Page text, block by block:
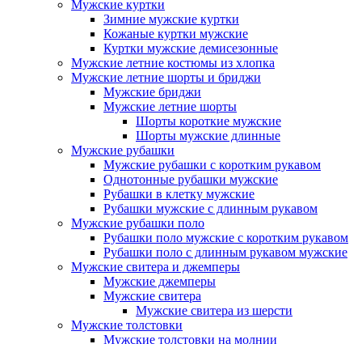
Мужские куртки
Зимние мужские куртки
Кожаные куртки мужские
Куртки мужские демисезонные
Мужские летние костюмы из хлопка
Мужские летние шорты и бриджи
Мужские бриджи
Мужские летние шорты
Шорты короткие мужские
Шорты мужские длинные
Мужские рубашки
Мужские рубашки с коротким рукавом
Однотонные рубашки мужские
Рубашки в клетку мужские
Рубашки мужские с длинным рукавом
Мужские рубашки поло
Рубашки поло мужские с коротким рукавом
Рубашки поло с длинным рукавом мужские
Мужские свитера и джемперы
Мужские джемперы
Мужские свитера
Мужские свитера из шерсти
Мужские толстовки
Мужские толстовки на молнии